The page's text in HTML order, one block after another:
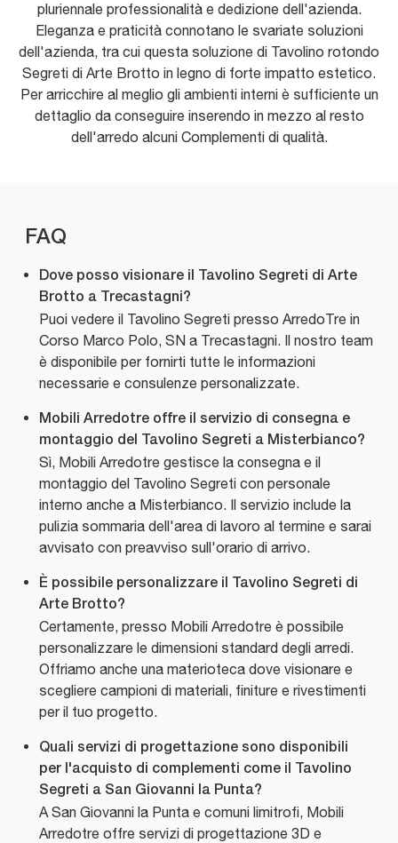
pluriennale professionalità e dedizione dell'azienda.
Eleganza e praticità connotano le svariate soluzioni
dell'azienda, tra cui questa soluzione di Tavolino rotondo
Segreti di Arte Brotto in legno di forte impatto estetico.
Per arricchire al meglio gli ambienti interni è sufficiente un
dettaglio da conseguire inserendo in mezzo al resto
dell'arredo alcuni Complementi di qualità.
FAQ
Dove posso visionare il Tavolino Segreti di Arte
Brotto a Trecastagni?
Puoi vedere il Tavolino Segreti presso ArredoTre in
Corso Marco Polo, SN a Trecastagni. Il nostro team
è disponibile per fornirti tutte le informazioni
necessarie e consulenze personalizzate.
Mobili Arredotre offre il servizio di consegna e
montaggio del Tavolino Segreti a Misterbianco?
Sì, Mobili Arredotre gestisce la consegna e il
montaggio del Tavolino Segreti con personale
interno anche a Misterbianco. Il servizio include la
pulizia sommaria dell'area di lavoro al termine e sarai
avvisato con preavviso sull'orario di arrivo.
È possibile personalizzare il Tavolino Segreti di
Arte Brotto?
Certamente, presso Mobili Arredotre è possibile
personalizzare le dimensioni standard degli arredi.
Offriamo anche una materioteca dove visionare e
scegliere campioni di materiali, finiture e rivestimenti
per il tuo progetto.
Quali servizi di progettazione sono disponibili
per l'acquisto di complementi come il Tavolino
Segreti a San Giovanni la Punta?
A San Giovanni la Punta e comuni limitrofi, Mobili
Arredotre offre servizi di progettazione 3D e